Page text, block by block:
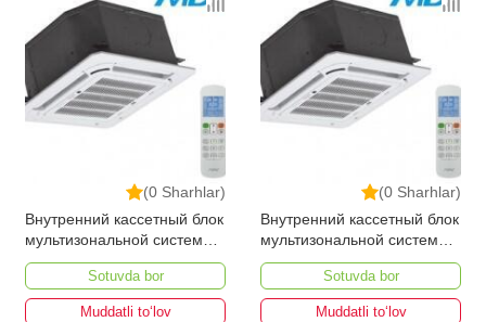
(0 Sharhlar)
Внутренний кассетный блок
мультизональной системы
VRF MDV-D28Q4/N1-A3
Sotuvda bor
Muddatli to‘lov
(0 Sharhlar)
Внутренний кассетный блок
мультизональной системы
VRF MDV-D36Q4/N1-A3
Sotuvda bor
Muddatli to‘lov